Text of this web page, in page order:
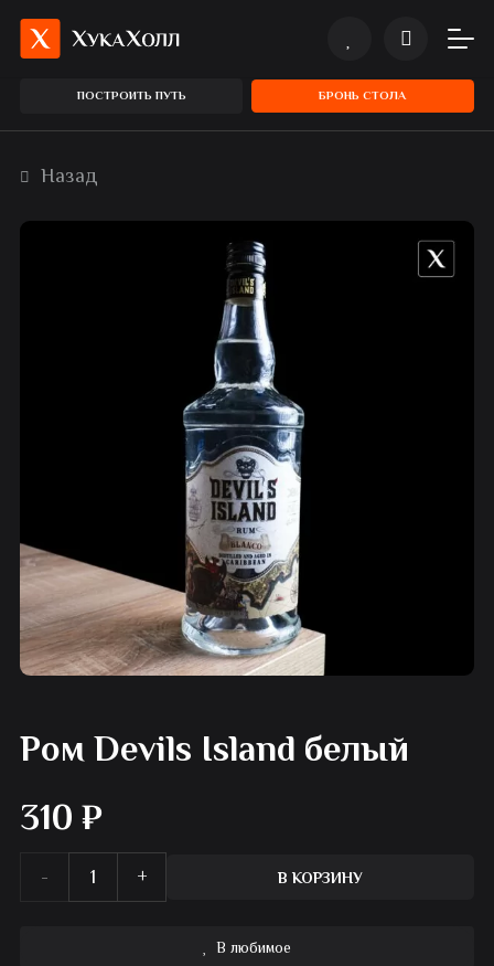
ПОСТРОИТЬ ПУТЬ БРОНЬ СТОЛА
Назад
Ром Devils Island белый
310 ₽
Количество В КОРЗИНУ
В любимое